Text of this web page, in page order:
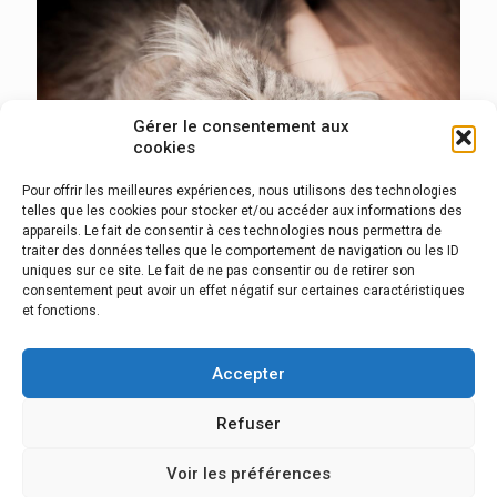
Gérer le consentement aux
cookies
Pour offrir les meilleures expériences, nous utilisons des technologies
telles que les cookies pour stocker et/ou accéder aux informations des
appareils. Le fait de consentir à ces technologies nous permettra de
traiter des données telles que le comportement de navigation ou les ID
uniques sur ce site. Le fait de ne pas consentir ou de retirer son
consentement peut avoir un effet négatif sur certaines caractéristiques
et fonctions.
Accepter
Refuser
Voir les préférences